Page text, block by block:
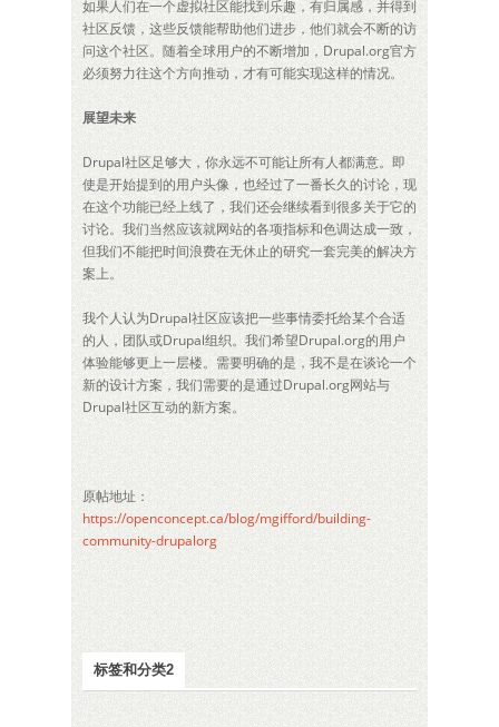
如果人们在一个虚拟社区能找到乐趣，有归属感，并得到
社区反馈，这些反馈能帮助他们进步，他们就会不断的访
问这个社区。随着全球用户的不断增加，Drupal.org官方
必须努力往这个方向推动，才有可能实现这样的情况。
展望未来
Drupal社区足够大，你永远不可能让所有人都满意。即
使是开始提到的用户头像，也经过了一番长久的讨论，现
在这个功能已经上线了，我们还会继续看到很多关于它的
讨论。我们当然应该就网站的各项指标和色调达成一致，
但我们不能把时间浪费在无休止的研究一套完美的解决方
案上。
我个人认为Drupal社区应该把一些事情委托给某个合适
的人，团队或Drupal组织。我们希望Drupal.org的用户
体验能够更上一层楼。需要明确的是，我不是在谈论一个
新的设计方案，我们需要的是通过Drupal.org网站与
Drupal社区互动的新方案。
原帖地址：
https://openconcept.ca/blog/mgifford/building-
community-drupalorg
标签和分类2